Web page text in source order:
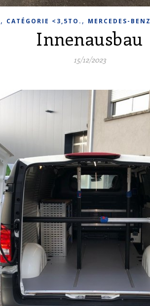
, CATÉGORIE <3,5TO. , MERCEDES-BENZ
Innenausbau
15/12/2023